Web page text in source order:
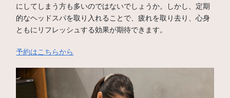
にしてしまう方も多いのではないでしょうか。しかし、定期
的なヘッドスパを取り入れることで、疲れを取り去り、心身
ともにリフレッシュする効果が期待できます。
予約はこちらから